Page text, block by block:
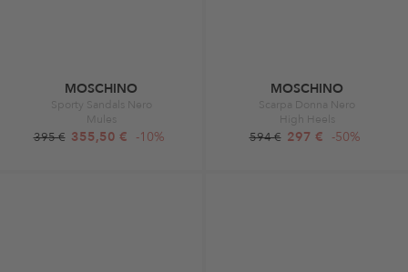
MOSCHINO
Sporty Sandals Nero
Mules
395 € 355,50 € -10%
MOSCHINO
Scarpa Donna Nero
High Heels
594 € 297 € -50%